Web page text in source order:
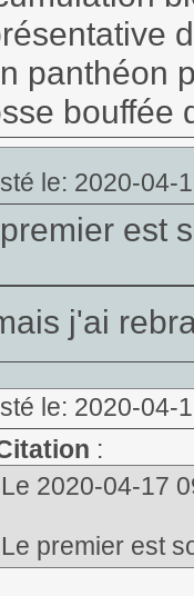
panthéon
bouffée
le: 2020-04-
est
j'ai
le: 2020-04-
:
Le 2020-04-17
Le premier est